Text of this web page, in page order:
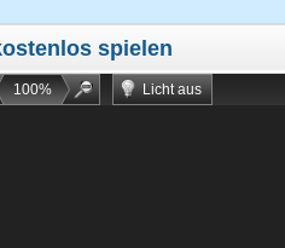
spielen
100% Licht aus